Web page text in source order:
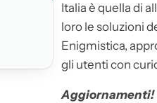
Italia è quella di
loro le soluzioni
Enigmistica,
gli utenti con
Aggiornamenti!